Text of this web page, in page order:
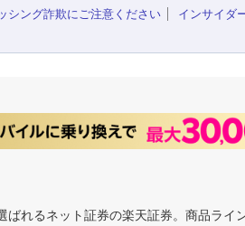
シング詐欺にご注意ください インサイダ
れるネット証券の楽天証券。商品ラ